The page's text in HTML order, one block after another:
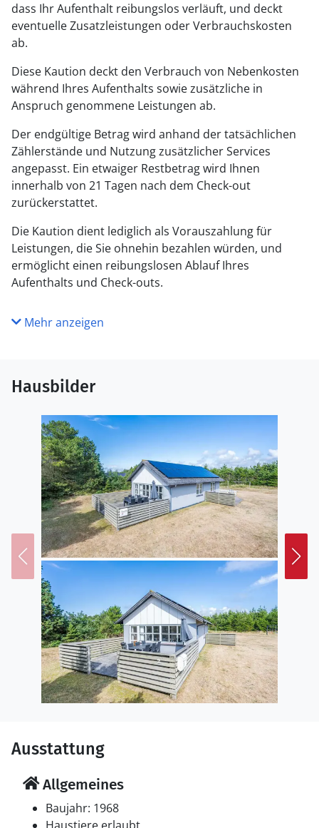
dass Ihr Aufenthalt reibungslos verläuft, und deckt
eventuelle Zusatzleistungen oder Verbrauchskosten
ab.
Diese Kaution deckt den Verbrauch von Nebenkosten
während Ihres Aufenthalts sowie zusätzliche in
Anspruch genommene Leistungen ab.
Der endgültige Betrag wird anhand der tatsächlichen
Zählerstände und Nutzung zusätzlicher Services
angepasst. Ein etwaiger Restbetrag wird Ihnen
innerhalb von 21 Tagen nach dem Check-out
zurückerstattet.
Die Kaution dient lediglich als Vorauszahlung für
Leistungen, die Sie ohnehin bezahlen würden, und
ermöglicht einen reibungslosen Ablauf Ihres
Aufenthalts und Check-outs.
Mehr anzeigen
Hausbilder
Ausstattung
Allgemeines
Baujahr: 1968